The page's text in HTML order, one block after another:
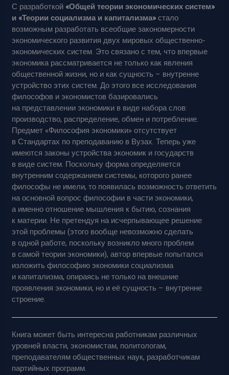
С разработкой«Общей теории экономических систем»
и «Теории социализма и капитализма»стало
возможным разработать всеобщие закономерности
экономического развития двух мировых общественно-
экономических систем. Это связано с тем, что впервые
экономика рассматривается не только как явления
общественной жизни, но и как сущность – внутренне
устройство этих систем. До этого все исследования
философов и экономистов базировались
на представлении экономики в виде набора слов:
производство, распределение, обмен и потребление.
Предмет «Философия экономики» отсутствует
в Стандартах по преподаванию в Вузах. Теперь уже
имеются законы устройства экономик и государств
в виде систем. Поскольку форма определяется
внутренним содержанием системы, которого ранее
философы не имели, то появилась возможность ответить
на основной вопрос философии в части экономики,
а именно отношение мышления к бытию, сознания
к материи. Не претендуя на исчерпывающее решение
этой проблемы (этого вообще невозможно сделать
в одной работе, поскольку возникло много проблем
в самой теории экономики), автор впервые попытался
изложить философию экономики социализма
и капитализма, опираясь не только на внешние
проявления экономики, но и её сущность – внутренне
строение.
Книга может быть интересна работникам различных
уровней власти, экономистам, политологам,
преподавателям общественных наук, разработчикам
партийных программ.